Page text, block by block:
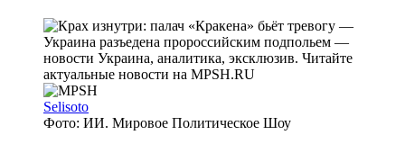
Selisoto
Фото: ИИ. Мировое Политическое Шоу